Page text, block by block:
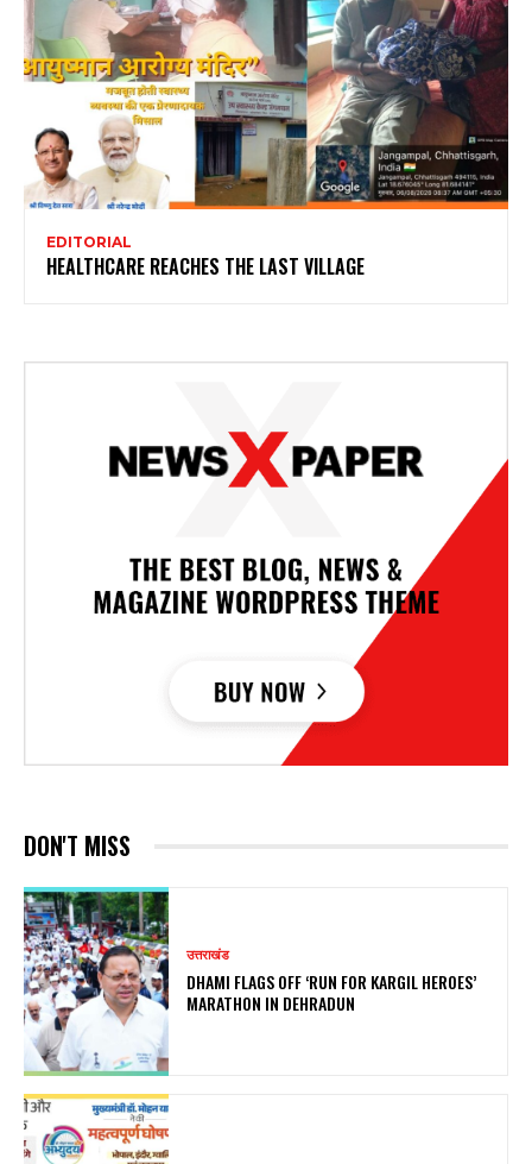
EDITORIAL
HEALTHCARE REACHES THE LAST VILLAGE
DON'T MISS
उत्तराखंड
DHAMI FLAGS OFF ‘RUN FOR KARGIL HEROES’
MARATHON IN DEHRADUN